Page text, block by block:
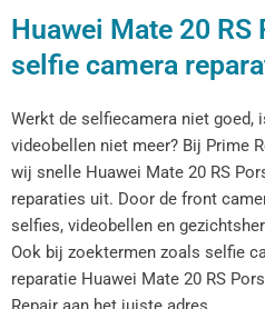
Huawei Mate 20 RS
selfie camera
Werkt de selfiecamera niet goed,
videobellen niet meer? Bij Prime
wij snelle Huawei Mate 20 RS
reparaties uit. Door de front
selfies, videobellen en
Ook bij zoektermen zoals selfie
reparatie Huawei Mate 20 RS